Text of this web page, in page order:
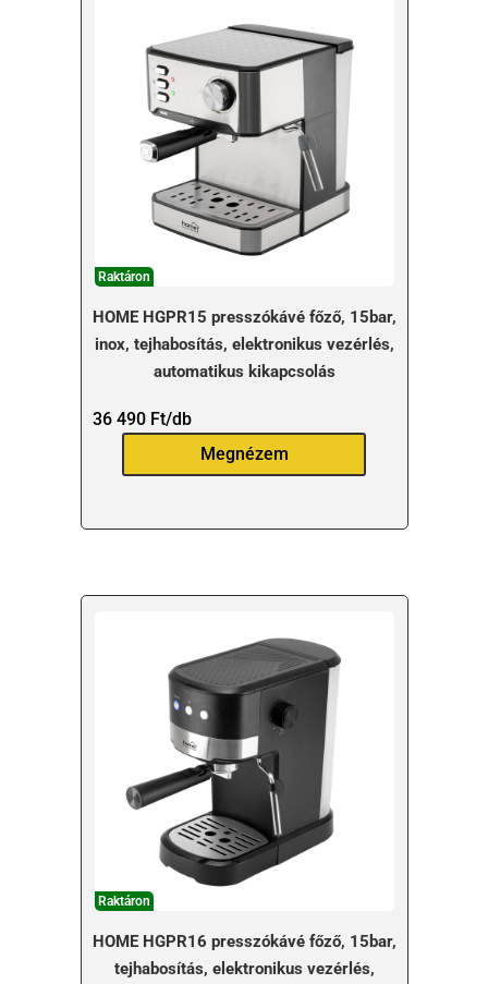
Raktáron
HOME HGPR15 presszókávé főző, 15bar,
inox, tejhabosítás, elektronikus vezérlés,
automatikus kikapcsolás
36 490 Ft/db
Megnézem
Raktáron
HOME HGPR16 presszókávé főző, 15bar,
tejhabosítás, elektronikus vezérlés,